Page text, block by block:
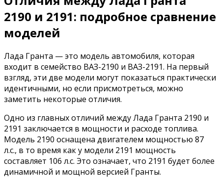
2190 и 2191: подробное сравнение
моделей
Лада Гранта — это модель автомобиля, которая
входит в семейство ВАЗ-2190 и ВАЗ-2191. На первый
взгляд, эти две модели могут показаться практически
идентичными, но если присмотреться, можно
заметить некоторые отличия.
Одно из главных отличий между Лада Гранта 2190 и
2191 заключается в мощности и расходе топлива.
Модель 2190 оснащена двигателем мощностью 87
л.с., в то время как у модели 2191 мощность
составляет 106 л.с. Это означает, что 2191 будет более
динамичной и мощной версией Гранты.